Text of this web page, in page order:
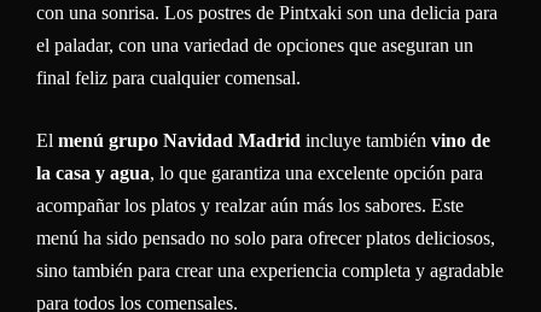
con una sonrisa. Los postres de Pintxaki son una delicia para
el paladar, con una variedad de opciones que aseguran un
final feliz para cualquier comensal.
El menú grupo Navidad Madrid incluye también vino de
la casa y agua, lo que garantiza una excelente opción para
acompañar los platos y realzar aún más los sabores. Este
menú ha sido pensado no solo para ofrecer platos deliciosos,
sino también para crear una experiencia completa y agradable
para todos los comensales.